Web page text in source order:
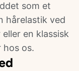
som et
hårelastik ved
en klassisk
hos os.